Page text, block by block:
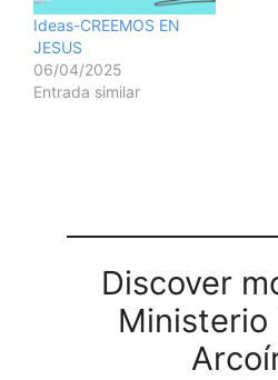
Ideas-CREEMOS EN
JESUS
06/04/2025
Entrada similar
Discover
Ministerio